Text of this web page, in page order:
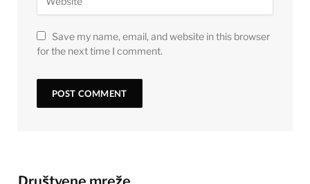
Save my name, email, and website in this browser
for the next time I comment.